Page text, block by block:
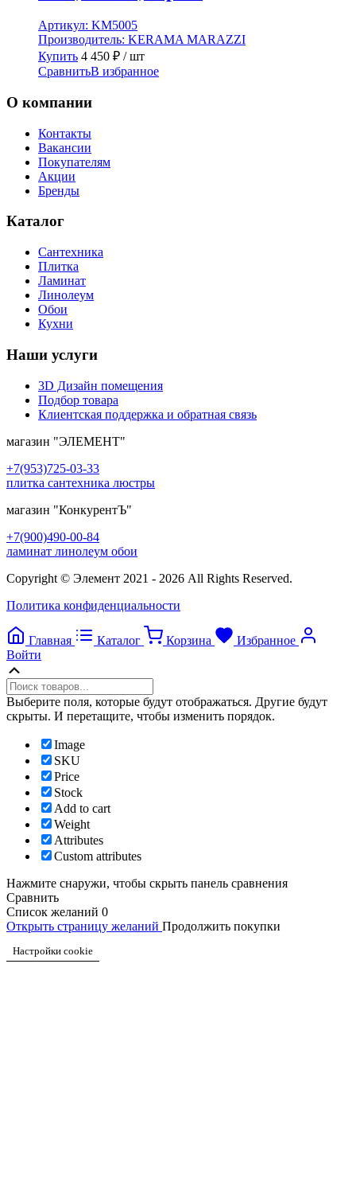
Артикул: KM5005
Производитель: KERAMA MARAZZI
Купить 4 450 ₽ / шт
СравнитьВ избранное
О компании
Контакты
Вакансии
Покупателям
Акции
Бренды
Каталог
Сантехника
Плитка
Ламинат
Линолеум
Обои
Кухни
Наши услуги
3D Дизайн помещения
Подбор товара
Клиентская поддержка и обратная связь
магазин "ЭЛЕМЕНТ"
+7(953)725-03-33
плитка сантехника люстры
магазин "КонкурентЪ"
+7(900)490-00-84
ламинат линолеум обои
Copyright © Элемент 2021 - 2026 All Rights Reserved.
Политика конфиденциальности
Главная Каталог Корзина
Избранное
Войти
вверх
Выберите поля, которые будут отображаться. Другие будут
скрыты. И перетащите, чтобы изменить порядок.
Image
SKU
Price
Stock
Add to cart
Weight
Attributes
Custom attributes
Нажмите снаружи, чтобы скрыть панель сравнения
Сравнить
Список желаний 0
Открыть страницу желаний Продолжить покупки
Настройки cookie